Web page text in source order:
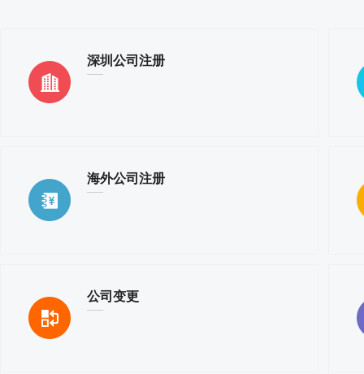
深圳公司注册
海外公司注册
公司变更